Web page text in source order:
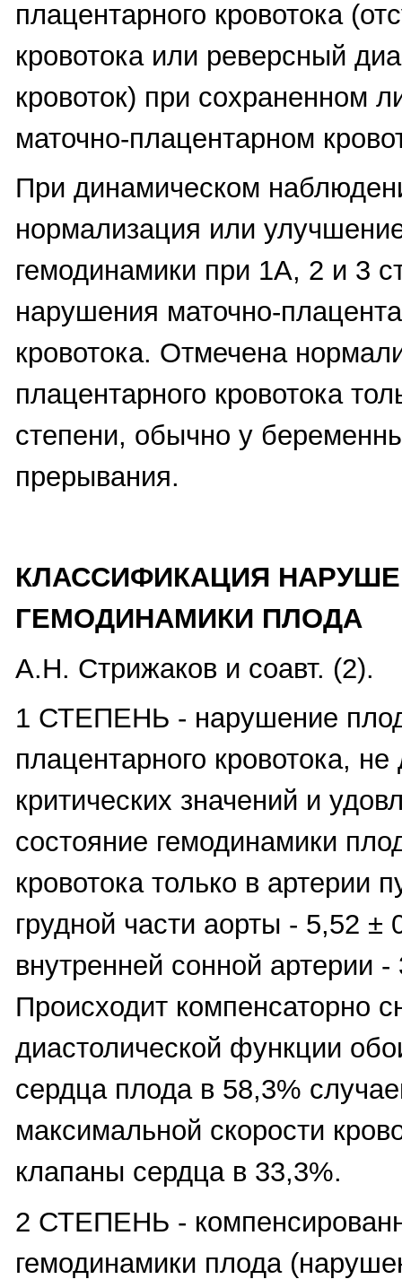
плацентарного кровотока
кровотока или реверсный
кровоток) при сохраненном
маточно-плацентарном
При динамическом
нормализация или
гемодинамики при 1А, 2 и 3
нарушения маточно-
кровотока. Отмечена
плацентарного кровотока
степени, обычно у
прерывания.
КЛАССИФИКАЦИЯ
ГЕМОДИНАМИКИ ПЛОДА
А.Н. Стрижаков и соавт. (2).
1 СТЕПЕНЬ - нарушение
плацентарного кровотока,
критических значений и
состояние гемодинамики
кровотока только в артерии
грудной части аорты - 5,52 ±
внутренней сонной артерии
Происходит компенсаторно
диастолической функции
сердца плода в 58,3%
максимальной скорости
клапаны сердца в 33,3%.
2 СТЕПЕНЬ -
гемодинамики плода